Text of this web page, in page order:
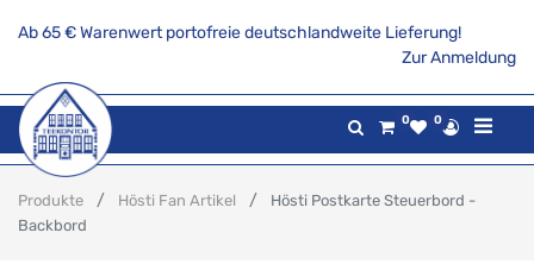
Ab 65 € Warenwert portofreie deutschlandweite Lieferung!
Zur Anmeldung
0 0
Produkte Hösti Fan Artikel
Hösti Postkarte Steuerbord -
Backbord